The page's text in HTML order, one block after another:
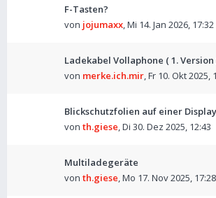
F-Tasten?
von jojumaxx,Mi 14. Jan 2026, 17:32
Ladekabel Vollaphone ( 1. Version
von merke.ich.mir,Fr 10. Okt 2025,
Blickschutzfolien auf einer
von th.giese,Di 30. Dez 2025, 12:43
Multiladegeräte
von th.giese,Mo 17. Nov 2025, 17:28